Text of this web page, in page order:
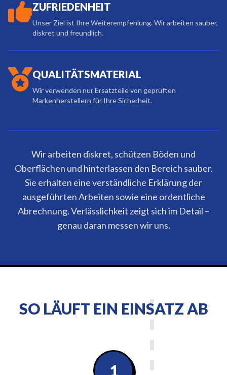
ZUFRIEDENHEIT
Unser Ziel ist Ihre Weiterempfehlung. Wir arbeiten sauber,
diskret und freundlich.
QUALITÄTSMATERIAL
Wir verwenden nur Ersatzteile von geprüften
Markenherstellern für Ihre Sicherheit.
Wir arbeiten diskret, schützen Böden und
Oberflächen und hinterlassen den Bereich sauber.
Sie erhalten eine verständliche Erklärung der
ausgeführten Arbeiten sowie eine ordentliche
Abrechnung. Verlässlichkeit zeigt sich im Detail –
genau daran messen wir uns.
SO LÄUFT EIN EINSATZ AB
1